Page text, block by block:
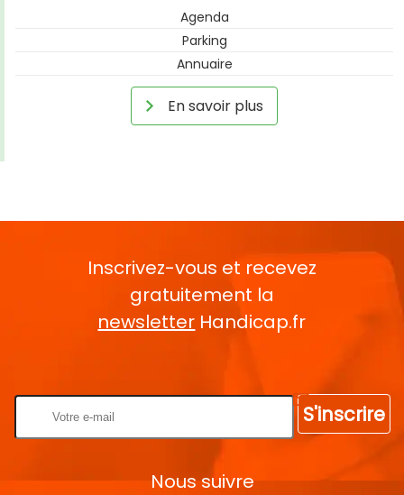
Agenda
Parking
Annuaire
En savoir plus
Inscrivez-vous et recevez
gratuitement la
newsletter Handicap.fr
S'inscrire
Nous suivre